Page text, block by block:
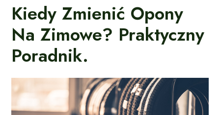
Kiedy Zmienić Opony
Na Zimowe? Praktyczny
Poradnik.